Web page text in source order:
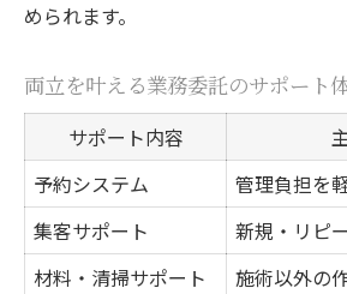
められます。
両立を叶える業務委託のサポート
サポート内容
予約システム
管理負担を
集客サポート
新規・リピ
材料・清掃サポート
施術以外の